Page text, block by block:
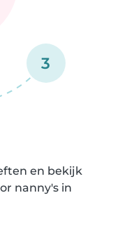
3
en bekijk
nanny's in